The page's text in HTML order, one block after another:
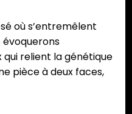
où s’entremêlent
évoquerons
relient la génétique
pièce à deux faces,